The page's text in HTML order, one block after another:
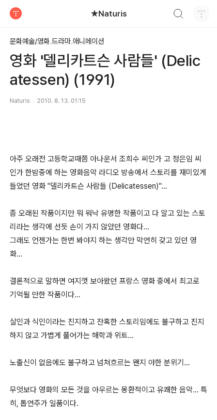
★Naturis
문화예술/영화 드라마 애니메이션
영화 '델리카트슨 사람들' (Delic
atessen) (1991)
Naturis 2010. 8. 13. 01:15
아주 오래전 고등학교때쯤 아나운서 조희수 씨인가 고 정은임 씨
인가 한밤중에 하는 영화음악 라디오 방송에서 스토리를 재미있게
들었던 영화 "델리카트슨 사람들 (Delicatessen)"...
좀 오래된 작품이지만 뭐 워낙 유명한 작품이고 다 알고 있는 스토
리라는 생각에 선듯 손이 가지 않았던 영화다...
그래도 언젠가는 한번 봐야지 하는 생각만 막연히 갖고 있던 영
화...
결론적으로 말하면 여지껏 보아왔던 프랑스 영화 중에서 최고로
기억될 만한 작품이다...
살인과 식인이라는 진지하고 잔혹한 스토리임에도 불구하고 진지
하지 않고 가볍게 풀어가는 해학과 위트...
노출신이 없음에도 불구하고 넘쳐흐르는 왠지 야한 분위기...
무엇보다 영화의 모든 것을 아우르는 몽환적이고 유쾌한 음악... 특
히, 톱연주가 일품이다.